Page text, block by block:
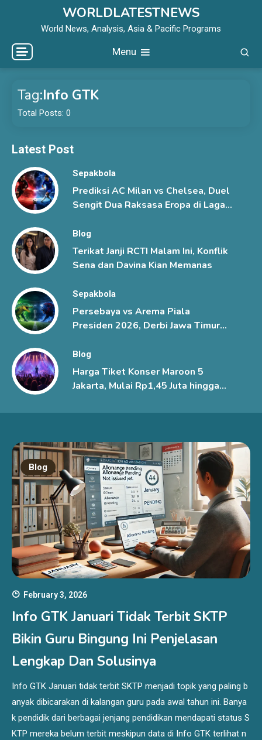
WORLDLATESTNEWS
World News, Analysis, Asia & Pacific Programs
Menu
Tag:Info GTK
Total Posts: 0
Latest Post
Sepakbola
Prediksi AC Milan vs Chelsea, Duel
Sengit Dua Raksasa Eropa di Laga
Blog
Terikat Janji RCTI Malam Ini, Konflik
Sena dan Davina Kian Memanas
Sepakbola
Persebaya vs Arema Piala
Presiden 2026, Derbi Jawa Timur
Blog
Harga Tiket Konser Maroon 5
Jakarta, Mulai Rp1,45 Juta hingga
Blog
February 3, 2026
Info GTK Januari Tidak Terbit SKTP
Bikin Guru Bingung Ini Penjelasan
Lengkap Dan Solusinya
Info GTK Januari tidak terbit SKTP menjadi topik yang paling b
anyak dibicarakan di kalangan guru pada awal tahun ini. Banya
k pendidik dari berbagai jenjang pendidikan mendapati status S
KTP mereka belum terbit meskipun data di Info GTK terlihat n